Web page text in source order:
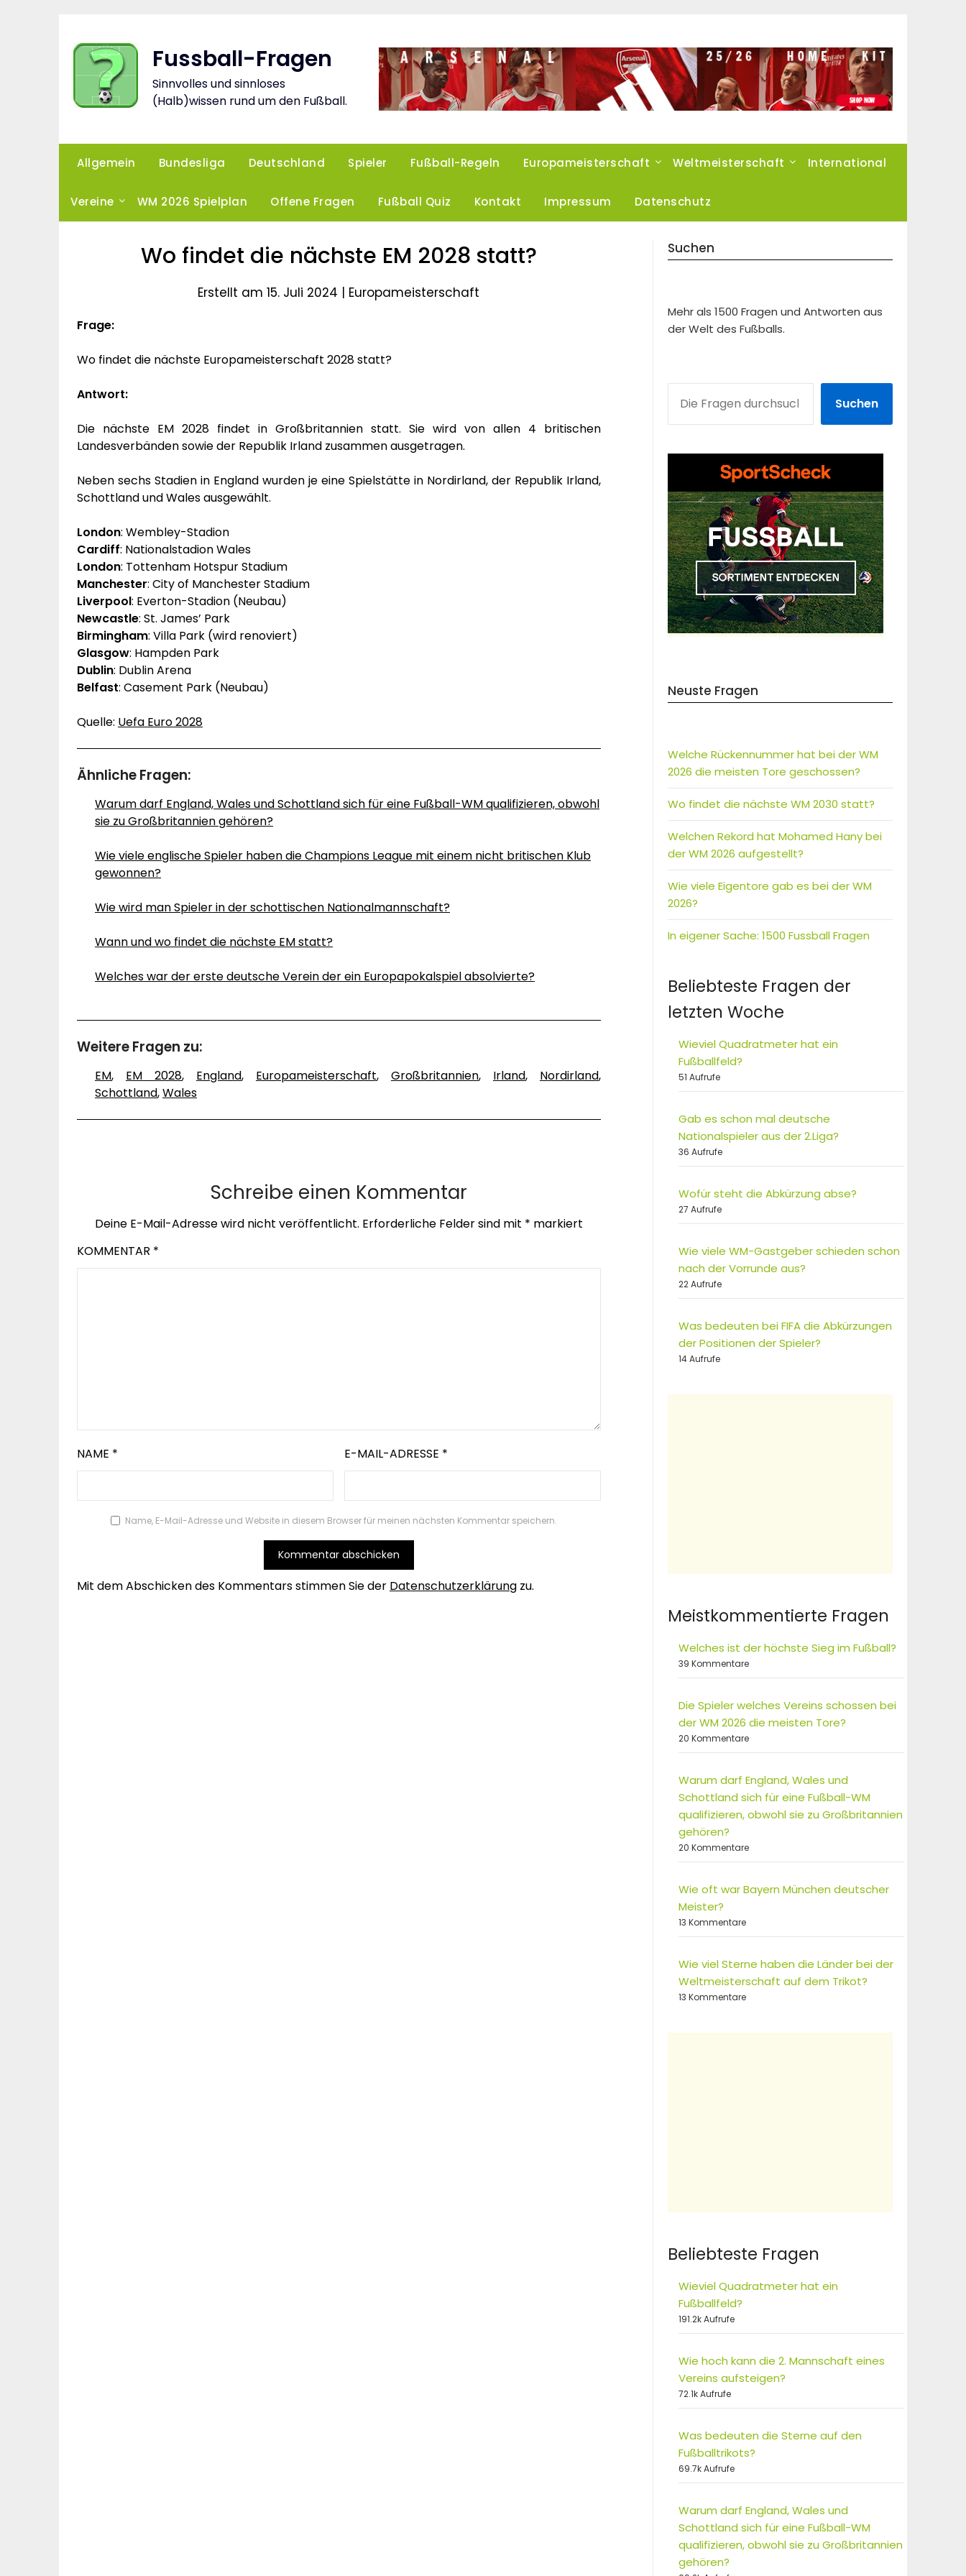
Fussball-Fragen
Sinnvolles und sinnloses
(Halb)wissen rund um den Fußball.
Allgemein Bundesliga Deutschland Spieler Fußball-Regeln Europameisterschaft Weltmeisterschaft International
Vereine WM 2026 Spielplan Offene Fragen Fußball Quiz Kontakt Impressum Datenschutz
Wo findet die nächste EM 2028 statt?
Erstellt am 15. Juli 2024 | Europameisterschaft
Frage:
Wo findet die nächste Europameisterschaft 2028 statt?
Antwort:
Die nächste EM 2028 findet in Großbritannien statt. Sie wird von allen 4 britischen
Landesverbänden sowie der Republik Irland zusammen ausgetragen.
Neben sechs Stadien in England wurden je eine Spielstätte in Nordirland, der Republik Irland,
Schottland und Wales ausgewählt.
London: Wembley-Stadion
Cardiff: Nationalstadion Wales
London: Tottenham Hotspur Stadium
Manchester: City of Manchester Stadium
Liverpool: Everton-Stadion (Neubau)
Newcastle: St. James’ Park
Birmingham: Villa Park (wird renoviert)
Glasgow: Hampden Park
Dublin: Dublin Arena
Belfast: Casement Park (Neubau)
Quelle: Uefa Euro 2028
Ähnliche Fragen:
Warum darf England, Wales und Schottland sich für eine Fußball-WM qualifizieren, obwohl
sie zu Großbritannien gehören?
Wie viele englische Spieler haben die Champions League mit einem nicht britischen Klub
gewonnen?
Wie wird man Spieler in der schottischen Nationalmannschaft?
Wann und wo findet die nächste EM statt?
Welches war der erste deutsche Verein der ein Europapokalspiel absolvierte?
Weitere Fragen zu:
EM, EM 2028, England, Europameisterschaft, Großbritannien, Irland, Nordirland,
Schottland,Wales
Schreibe einen Kommentar
Deine E-Mail-Adresse wird nicht veröffentlicht. Erforderliche Felder sind mit * markiert
KOMMENTAR *
NAME * E-MAIL-ADRESSE *
Name, E-Mail-Adresse und Website in diesem Browser für meinen nächsten Kommentar speichern.
Mit dem Abschicken des Kommentars stimmen Sie der Datenschutzerklärung zu.
Suchen
Mehr als 1500 Fragen und Antworten aus
der Welt des Fußballs.
Suchen
Neuste Fragen
Welche Rückennummer hat bei der WM
2026 die meisten Tore geschossen?
Wo findet die nächste WM 2030 statt?
Welchen Rekord hat Mohamed Hany bei
der WM 2026 aufgestellt?
Wie viele Eigentore gab es bei der WM
2026?
In eigener Sache: 1500 Fussball Fragen
Beliebteste Fragen der
letzten Woche
Wieviel Quadratmeter hat ein
Fußballfeld?
51 Aufrufe
Gab es schon mal deutsche
Nationalspieler aus der 2.Liga?
36 Aufrufe
Wofür steht die Abkürzung abse?
27 Aufrufe
Wie viele WM-Gastgeber schieden schon
nach der Vorrunde aus?
22 Aufrufe
Was bedeuten bei FIFA die Abkürzungen
der Positionen der Spieler?
14 Aufrufe
Meistkommentierte Fragen
Welches ist der höchste Sieg im Fußball?
39 Kommentare
Die Spieler welches Vereins schossen bei
der WM 2026 die meisten Tore?
20 Kommentare
Warum darf England, Wales und
Schottland sich für eine Fußball-WM
qualifizieren, obwohl sie zu Großbritannien
gehören?
20 Kommentare
Wie oft war Bayern München deutscher
Meister?
13 Kommentare
Wie viel Sterne haben die Länder bei der
Weltmeisterschaft auf dem Trikot?
13 Kommentare
Beliebteste Fragen
Wieviel Quadratmeter hat ein
Fußballfeld?
191.2k Aufrufe
Wie hoch kann die 2. Mannschaft eines
Vereins aufsteigen?
72.1k Aufrufe
Was bedeuten die Sterne auf den
Fußballtrikots?
69.7k Aufrufe
Warum darf England, Wales und
Schottland sich für eine Fußball-WM
qualifizieren, obwohl sie zu Großbritannien
gehören?